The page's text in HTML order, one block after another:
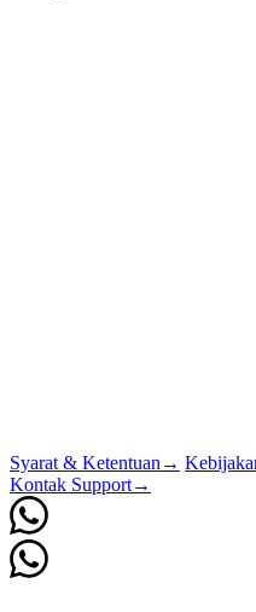
Syarat & Ketentuan →
Kontak Support→